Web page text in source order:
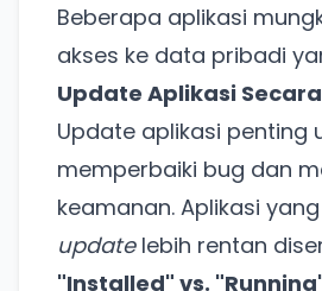
Beberapa aplikasi
akses ke data pribadi
Update Aplikasi
Update aplikasi penting
memperbaiki bug dan
keamanan. Aplikasi
updatelebih rentan
"Installed" vs.